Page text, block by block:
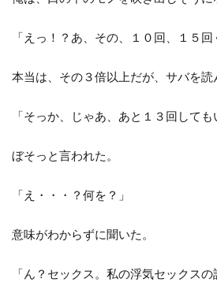
「えっ！？あ、その、１０回、１５回
本当は、その３倍以上だが、サバを読
「そっか、じゃあ、あと１３回しても
ぼそっと言われた。
「え・・・？何を？」
意味がわからずに聞いた。
「ん？セックス。私の浮気セックスの